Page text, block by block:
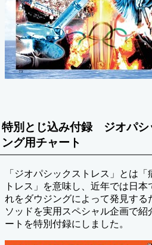
特別とじ込み付録 ジオパシ
ング用チャート
「ジオパシックストレス」とは
トレス」を意味し、近年では日
れをダウジングによって発見する
ソッドを実用スペシャル企画で紹
ートを特別付録にしました。